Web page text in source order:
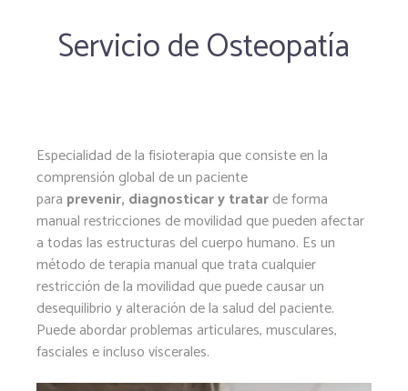
Servicio de Osteopatía
Especialidad de la fisioterapia que consiste en la
comprensión global de un paciente
para prevenir, diagnosticar y tratarde forma
manual restricciones de movilidad que pueden afectar
a todas las estructuras del cuerpo humano. Es un
método de terapia manual que trata cualquier
restricción de la movilidad que puede causar un
desequilibrio y alteración de la salud del paciente.
Puede abordar problemas articulares, musculares,
fasciales e incluso viscerales.